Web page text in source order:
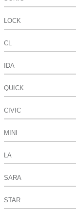
LOCK
CL
IDA
QUICK
CIVIC
MINI
LA
SARA
STAR